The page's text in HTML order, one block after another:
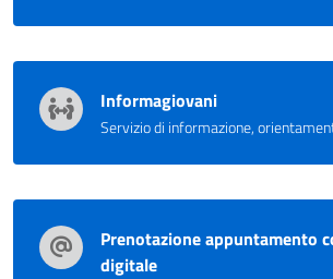
Informagiovani
Servizio di informazione,
Prenotazione appuntamento
digitale